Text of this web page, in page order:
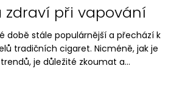
zdraví při vapování
době stále populárnější a přechází k
tradičních cigaret. Nicméně, jak je
je důležité zkoumat a...